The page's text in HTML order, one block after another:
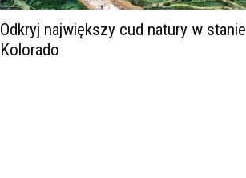
Odkryj największy cud natury w stanie
Kolorado